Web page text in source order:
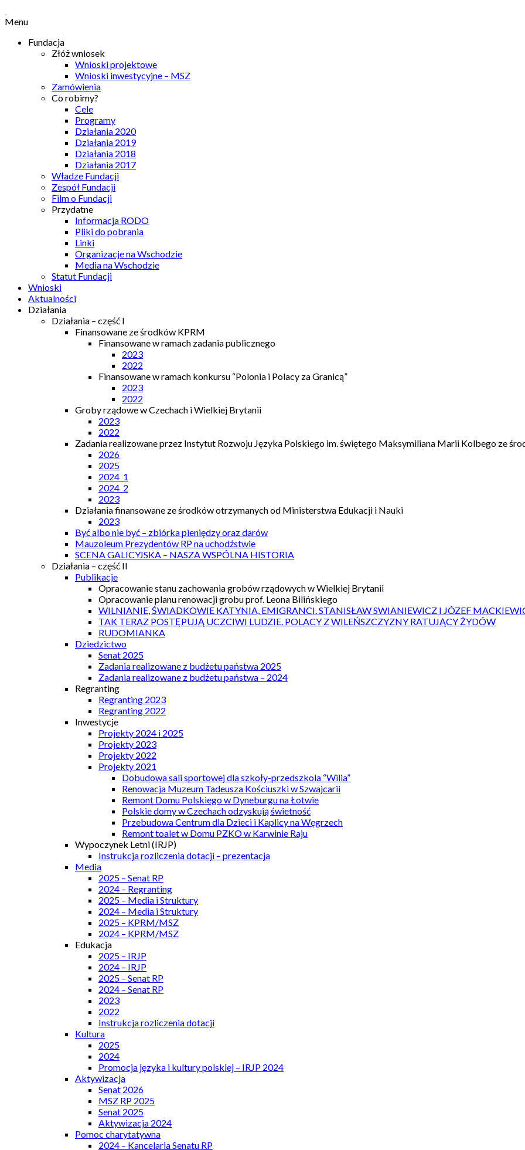
Menu
Fundacja
Złóż wniosek
Wnioski projektowe
Wnioski inwestycyjne – MSZ
Zamówienia
Co robimy?
Cele
Programy
Działania 2020
Działania 2019
Działania 2018
Działania 2017
Władze Fundacji
Zespół Fundacji
Film o Fundacji
Przydatne
Informacja RODO
Pliki do pobrania
Linki
Organizacje na Wschodzie
Media na Wschodzie
Statut Fundacji
Wnioski
Aktualności
Działania
Działania – część I
Finansowane ze środków KPRM
Finansowane w ramach zadania publicznego
2023
2022
Finansowane w ramach konkursu “Polonia i Polacy za Granicą”
2023
2022
Groby rządowe w Czechach i Wielkiej Brytanii
2023
2022
Zadania realizowane przez Instytut Rozwoju Języka Polskiego im. świętego Maksymiliana Marii Kolbego ze
2026
2025
2024_1
2024_2
2023
Działania finansowane ze środków otrzymanych od Ministerstwa Edukacji i Nauki
2023
Być albo nie być – zbiórka pieniędzy oraz darów
Mauzoleum Prezydentów RP na uchodźstwie
SCENA GALICYJSKA – NASZA WSPÓLNA HISTORIA
Działania – część II
Publikacje
Opracowanie stanu zachowania grobów rządowych w Wielkiej Brytanii
Opracowanie planu renowacji grobu prof. Leona Bilińskiego
WILNIANIE, ŚWIADKOWIE KATYNIA, EMIGRANCI. STANISŁAW SWIANIEWICZ I JÓZEF
TAK TERAZ POSTĘPUJĄ UCZCIWI LUDZIE. POLACY Z WILEŃSZCZYZNY RATUJĄCY ŻYDÓW
RUDOMIANKA
Dziedzictwo
Senat 2025
Zadania realizowane z budżetu państwa 2025
Zadania realizowane z budżetu państwa – 2024
Regranting
Regranting 2023
Regranting 2022
Inwestycje
Projekty 2024 i 2025
Projekty 2023
Projekty 2022
Projekty 2021
Dobudowa sali sportowej dla szkoły-przedszkola “Wilia”
Renowacja Muzeum Tadeusza Kościuszki w Szwajcarii
Remont Domu Polskiego w Dyneburgu na Łotwie
Polskie domy w Czechach odzyskują świetność
Przebudowa Centrum dla Dzieci i Kaplicy na Węgrzech
Remont toalet w Domu PZKO w Karwinie Raju
Wypoczynek Letni (IRJP)
Instrukcja rozliczenia dotacji – prezentacja
Media
2025 – Senat RP
2024 – Regranting
2025 – Media i Struktury
2024 – Media i Struktury
2025 – KPRM/MSZ
2024 – KPRM/MSZ
Edukacja
2025 – IRJP
2024 – IRJP
2025 – Senat RP
2024 – Senat RP
2023
2022
Instrukcja rozliczenia dotacji
Kultura
2025
2024
Promocja języka i kultury polskiej – IRJP 2024
Aktywizacja
Senat 2026
MSZ RP 2025
Senat 2025
Aktywizacja 2024
Pomoc charytatywna
2024 – Kancelaria Senatu RP